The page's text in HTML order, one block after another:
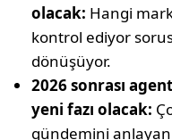
olacak: Hangi
kontrol ediyor
dönüşüyor.
2026 sonrası
yeni fazı olacak:
gündemini